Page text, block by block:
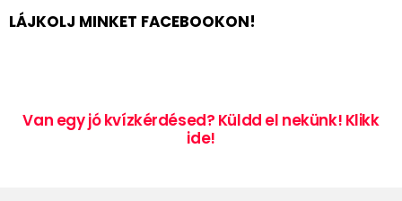
LÁJKOLJ MINKET FACEBOOKON!
Van egy jó kvízkérdésed? Küldd el nekünk! Klikk
ide!